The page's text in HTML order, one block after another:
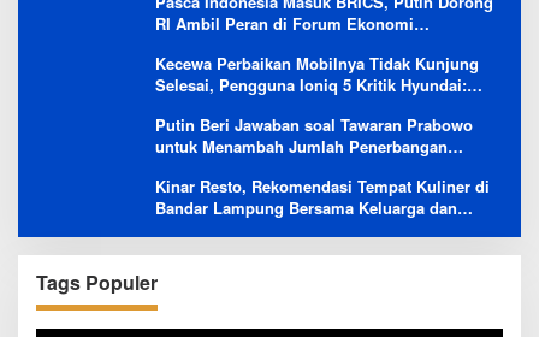
RI Ambil Peran di Forum Ekonomi
Kecewa Perbaikan Mobilnya Tidak Kunjung
Selesai, Pengguna Ioniq 5 Kritik Hyundai:
Sales
Putin Beri Jawaban soal Tawaran Prabowo
untuk Menambah Jumlah Penerbangan
Kinar Resto, Rekomendasi Tempat Kuliner di
Bandar Lampung Bersama Keluarga dan
Tags Populer